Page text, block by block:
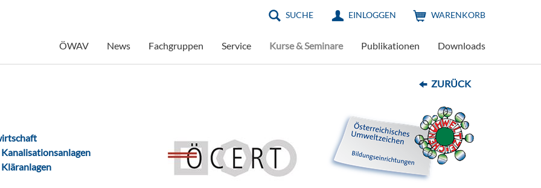
SUCHE EINLOGGEN WARENKORB
ÖWAV News Fachgruppen Service Kurse & Seminare Publikationen Downloads
ZURÜCK
Kanalisationsanlagen
Kläranlagen